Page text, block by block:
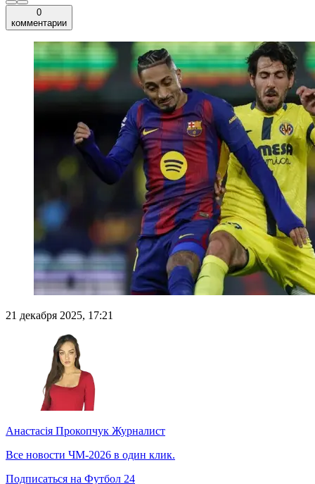
0
комментарии
21 декабря 2025, 17:21
Анастасія Прокопчук Журналист
Все новости ЧМ-2026 в один клик.
Подписаться на Футбол 24